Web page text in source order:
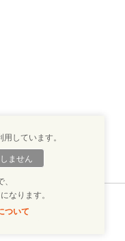
いて
ASSOCIATION. ALL
しています。
ません
なります。
ついて